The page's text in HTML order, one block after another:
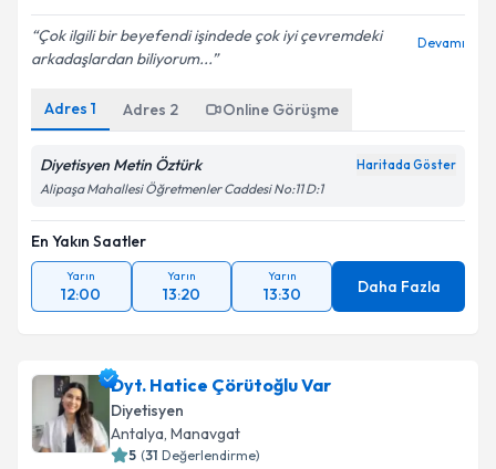
Çok ilgili bir beyefendi işindede çok iyi çevremdeki
arkadaşlardan biliyorum...
Devamı
Adres 1 Adres 2 Online Görüşme
Diyetisyen Metin Öztürk Haritada Göster
Alipaşa Mahallesi Öğretmenler Caddesi No:11 D:1
En Yakın Saatler
Yarın
12:00
Yarın
13:20
Yarın
13:30 Daha Fazla
Dyt. Hatice Çörütoğlu Var
Diyetisyen
Antalya, Manavgat
5 (31 Değerlendirme)